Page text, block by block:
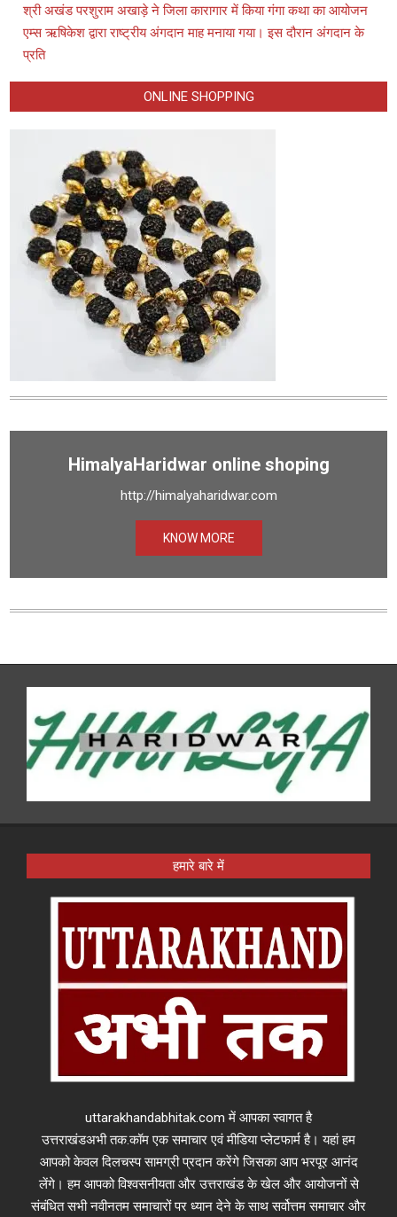
श्री अखंड परशुराम अखाड़े ने जिला कारागार में किया गंगा कथा का आयोजन
एम्स ऋषिकेश द्वारा राष्ट्रीय अंगदान माह मनाया गया। इस दौरान अंगदान के
प्रति
ONLINE SHOPPING
HimalyaHaridwar online shoping
http://himalyaharidwar.com
KNOW MORE
हमारे बारे में
uttarakhandabhitak.com में आपका स्वागत है
उत्तराखंडअभी तक.कॉम एक समाचार एवं मीडिया प्लेटफार्म है। यहां हम
आपको केवल दिलचस्प सामग्री प्रदान करेंगे जिसका आप भरपूर आनंद
लेंगे। हम आपको विश्वसनीयता और उत्तराखंड के खेल और आयोजनों से
संबंधित सभी नवीनतम समाचारों पर ध्यान देने के साथ सर्वोत्तम समाचार और